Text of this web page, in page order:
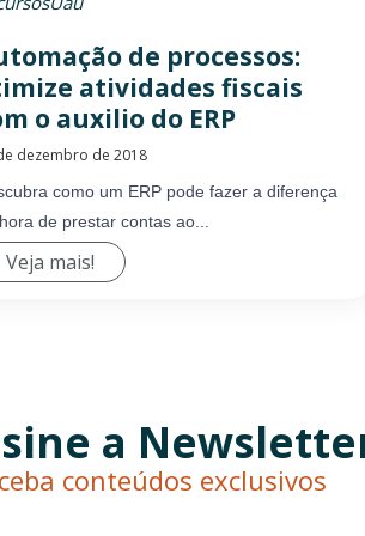
de processos:
atividades fiscais
o auxilio do ERP
dezembro de 2018
como um ERP pode fazer a diferença
de prestar contas ao...
Veja mais!
a
conteúdos exclusivos